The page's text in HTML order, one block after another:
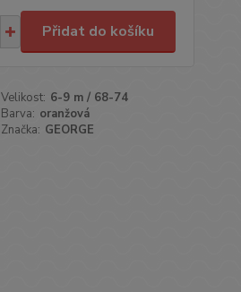
Přidat do košíku
Velikost: 6-9 m / 68-74
Barva: oranžová
Značka: GEORGE